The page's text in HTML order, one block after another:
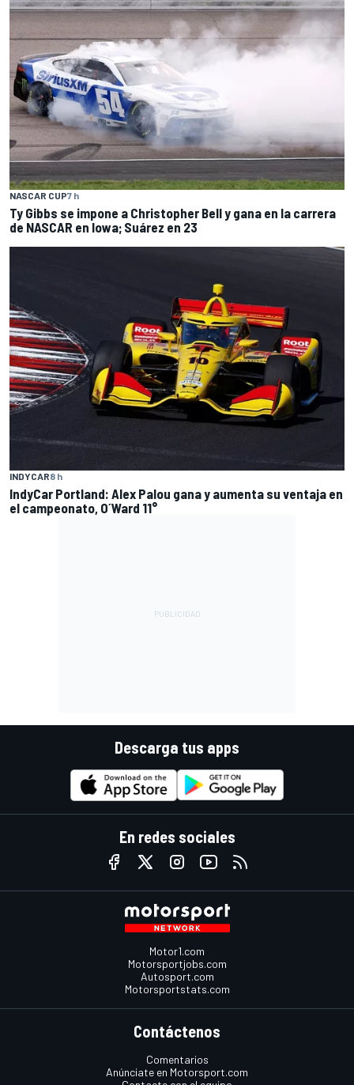
NASCAR CUP7 h
Ty Gibbs se impone a Christopher Bell y gana en la carrera
de NASCAR en Iowa; Suárez en 23
INDYCAR8 h
IndyCar Portland: Alex Palou gana y aumenta su ventaja en
el campeonato, O´Ward 11°
Descarga tus apps
En redes sociales
Motor1.com
Motorsportjobs.com
Autosport.com
Motorsportstats.com
Contáctenos
Comentarios
Anúnciate en Motorsport.com